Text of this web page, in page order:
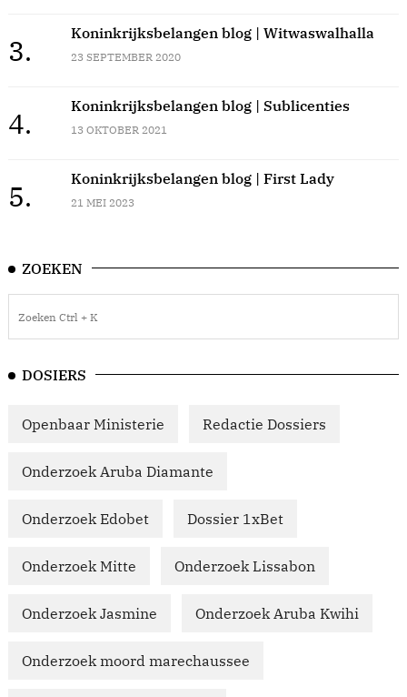
3.
Koninkrijksbelangen blog | Witwaswalhalla
23 SEPTEMBER 2020
4.
Koninkrijksbelangen blog | Sublicenties
13 OKTOBER 2021
5.
Koninkrijksbelangen blog | First Lady
21 MEI 2023
ZOEKEN
DOSIERS
Openbaar Ministerie Redactie Dossiers
Onderzoek Aruba Diamante
Onderzoek Edobet Dossier 1xBet
Onderzoek Mitte Onderzoek Lissabon
Onderzoek Jasmine Onderzoek Aruba Kwihi
Onderzoek moord marechaussee